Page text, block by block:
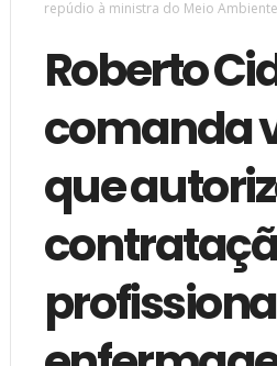
repúdio à ministra do Meio Ambiente
Roberto
comanda
que